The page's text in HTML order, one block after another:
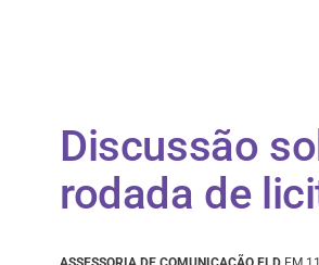
Discussão
rodada de